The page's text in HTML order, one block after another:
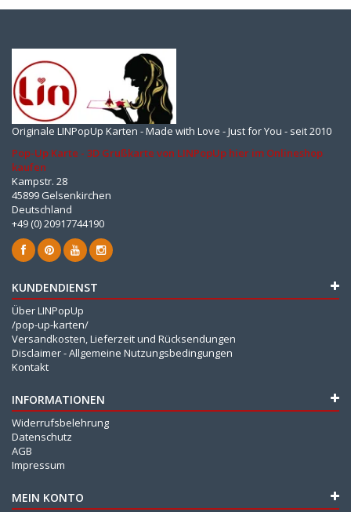
Originale LINPopUp Karten - Made with Love - Just for You - seit 2010
Pop-Up Karte - 3D Grußkarte von LINPopUp hier im Onlineshop
kaufen
Kampstr. 28
45899 Gelsenkirchen
Deutschland
+49 (0) 20917744190
KUNDENDIENST
Über LINPopUp
/pop-up-karten/
Versandkosten, Lieferzeit und Rücksendungen
Disclaimer - Allgemeine Nutzungsbedingungen
Kontakt
INFORMATIONEN
Widerrufsbelehrung
Datenschutz
AGB
Impressum
MEIN KONTO